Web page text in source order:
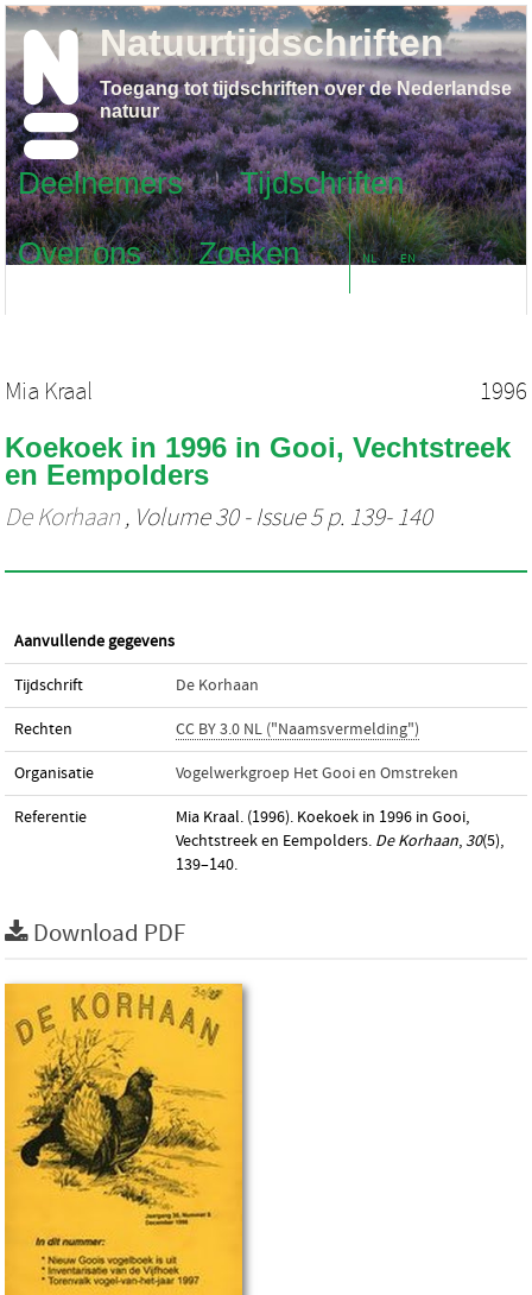
Deelnemers
Tijdschriften
Over ons
Zoeken NL EN
Natuurtijdschriften
Toegang tot tijdschriften over de Nederlandse
natuur
Mia Kraal 1996
Koekoek in 1996 in Gooi, Vechtstreek
en Eempolders
De Korhaan , Volume 30 - Issue 5 p. 139- 140
Aanvullende gegevens
Tijdschrift De Korhaan
Rechten CC BY 3.0 NL ("Naamsvermelding")
Organisatie Vogelwerkgroep Het Gooi en Omstreken
Referentie
Mia Kraal. (1996). Koekoek in 1996 in Gooi,
Vechtstreek en Eempolders. De Korhaan, 30(5),
139–140.
Download PDF